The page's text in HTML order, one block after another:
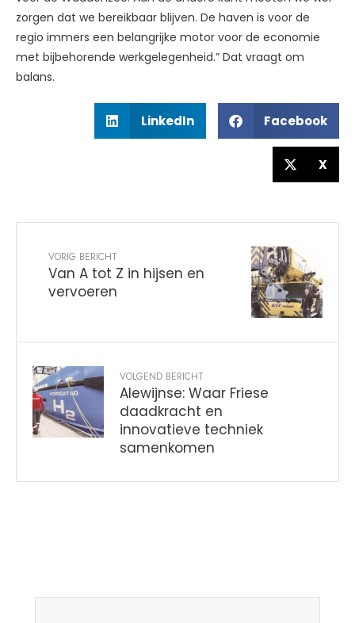
zorgen dat we bereikbaar blijven. De haven is voor de
regio immers een belangrijke motor voor de economie
met bijbehorende werkgelegenheid.” Dat vraagt om
balans.
LinkedIn Facebook
X
VORIG BERICHT
Van A tot Z in hijsen en
vervoeren
VOLGEND BERICHT
Alewijnse: Waar Friese
daadkracht en
innovatieve techniek
samenkomen